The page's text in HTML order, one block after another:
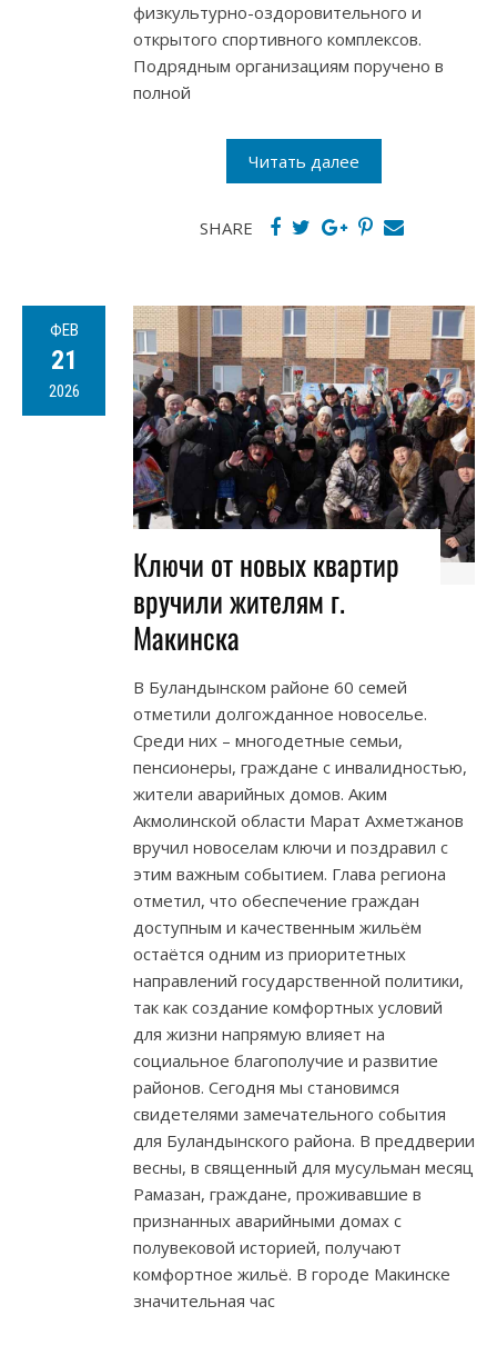
физкультурно-оздоровительного и
открытого спортивного комплексов.
Подрядным организациям поручено в
полной
Читать далее
SHARE
ФЕВ
21
2026
Ключи от новых квартир
вручили жителям г.
Макинска
В Буландынском районе 60 семей
отметили долгожданное новоселье.
Среди них – многодетные семьи,
пенсионеры, граждане с инвалидностью,
жители аварийных домов. Аким
Акмолинской области Марат Ахметжанов
вручил новоселам ключи и поздравил с
этим важным событием. Глава региона
отметил, что обеспечение граждан
доступным и качественным жильём
остаётся одним из приоритетных
направлений государственной политики,
так как создание комфортных условий
для жизни напрямую влияет на
социальное благополучие и развитие
районов. Сегодня мы становимся
свидетелями замечательного события
для Буландынского района. В преддверии
весны, в священный для мусульман месяц
Рамазан, граждане, проживавшие в
признанных аварийными домах с
полувековой историей, получают
комфортное жильё. В городе Макинске
значительная час